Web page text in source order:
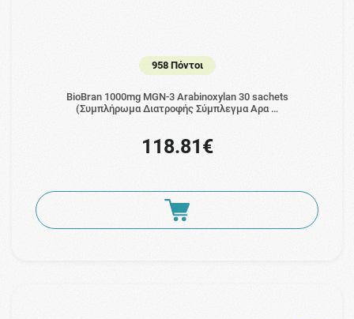
958 Πόντοι
BioBran 1000mg MGN-3 Arabinoxylan 30 sachets
(Συμπλήρωμα Διατροφής Σύμπλεγμα Αρα …
118.81€